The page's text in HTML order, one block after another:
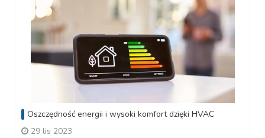
Oszczędność energii i wysoki komfort dzięki HVAC
29 lis 2023